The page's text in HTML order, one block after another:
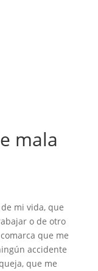
mala
mi vida, que
o de otro
que me
accidente
que me